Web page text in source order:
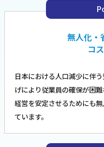
無人化・
コ
日本における人口減少に伴
げにより従業員の確保が困難
経営を安定させるためにも
ています。